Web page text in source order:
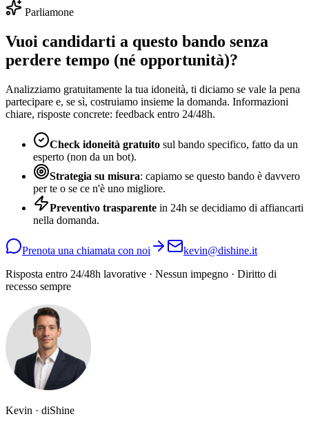
Parliamone
Vuoi candidarti a questo bando senza
perdere tempo (né opportunità)?
Analizziamo gratuitamente la tua idoneità, ti diciamo se vale la pena
partecipare e, se sì, costruiamo insieme la domanda. Informazioni
chiare, risposte concrete: feedback entro 24/48h.
Check idoneità gratuito sul bando specifico, fatto da un
esperto (non da un bot).
Strategia su misura: capiamo se questo bando è davvero
per te o se ce n'è uno migliore.
Preventivo trasparente in 24h se decidiamo di affiancarti
nella domanda.
Prenota una chiamata con noi
kevin@dishine.it
Risposta entro 24/48h lavorative · Nessun impegno · Diritto di
recesso sempre
Kevin · diShine